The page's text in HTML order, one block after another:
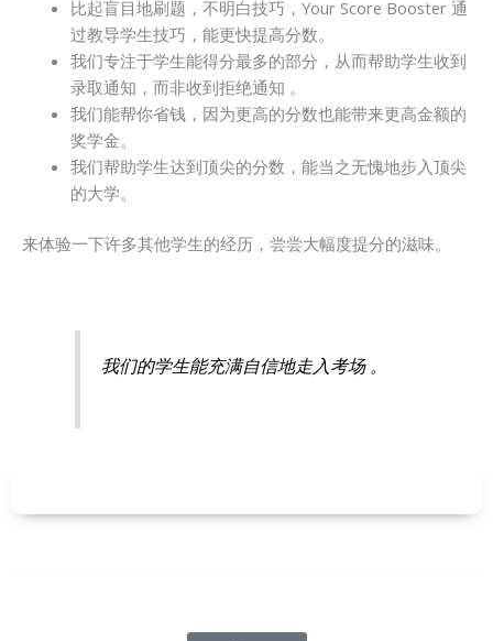
比起盲目地刷题，不明白技巧，Your Score Booster 通
过教导学生技巧，能更快提高分数。
我们专注于学生能得分最多的部分，从而帮助学生收到
录取通知，而非收到拒绝通知 。
我们能帮你省钱，因为更高的分数也能带来更高金额的
奖学金。
我们帮助学生达到顶尖的分数，能当之无愧地步入顶尖
的大学。
来体验一下许多其他学生的经历，尝尝大幅度提分的滋味。
我们的学生能充满自信地走入考场 。